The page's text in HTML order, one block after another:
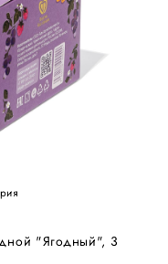
"Ягодный", 3